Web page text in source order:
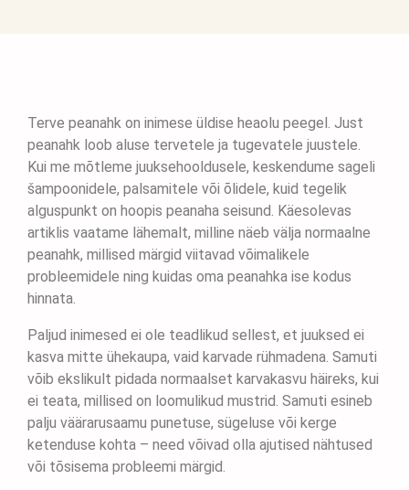
Terve peanahk on inimese üldise heaolu peegel. Just
peanahk loob aluse tervetele ja tugevatele juustele.
Kui me mõtleme juuksehooldusele, keskendume sageli
šampoonidele, palsamitele või õlidele, kuid tegelik
alguspunkt on hoopis peanaha seisund. Käesolevas
artiklis vaatame lähemalt, milline näeb välja normaalne
peanahk, millised märgid viitavad võimalikele
probleemidele ning kuidas oma peanahka ise kodus
hinnata.
Paljud inimesed ei ole teadlikud sellest, et juuksed ei
kasva mitte ühekaupa, vaid karvade rühmadena. Samuti
võib ekslikult pidada normaalset karvakasvu häireks, kui
ei teata, millised on loomulikud mustrid. Samuti esineb
palju väärarusaamu punetuse, sügeluse või kerge
ketenduse kohta – need võivad olla ajutised nähtused
või tõsisema probleemi märgid.